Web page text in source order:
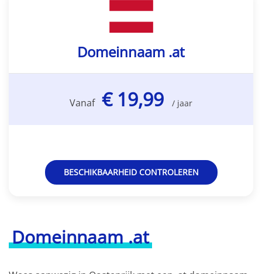
Domeinnaam .at
Domeinnaam .at
Vanaf € 19,99 / jaar
BESCHIKBAARHEID CONTROLEREN